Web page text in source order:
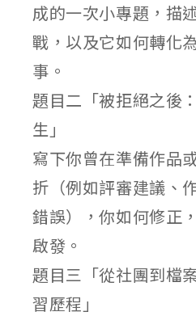
成的一次小專題，描
戰，以及它如何轉化
事。
題目二「被拒絕之後
生」
寫下你曾在準備作品
折（例如評審建議、
錯誤），你如何修正
啟發。
題目三「從社團到檔
習歷程」